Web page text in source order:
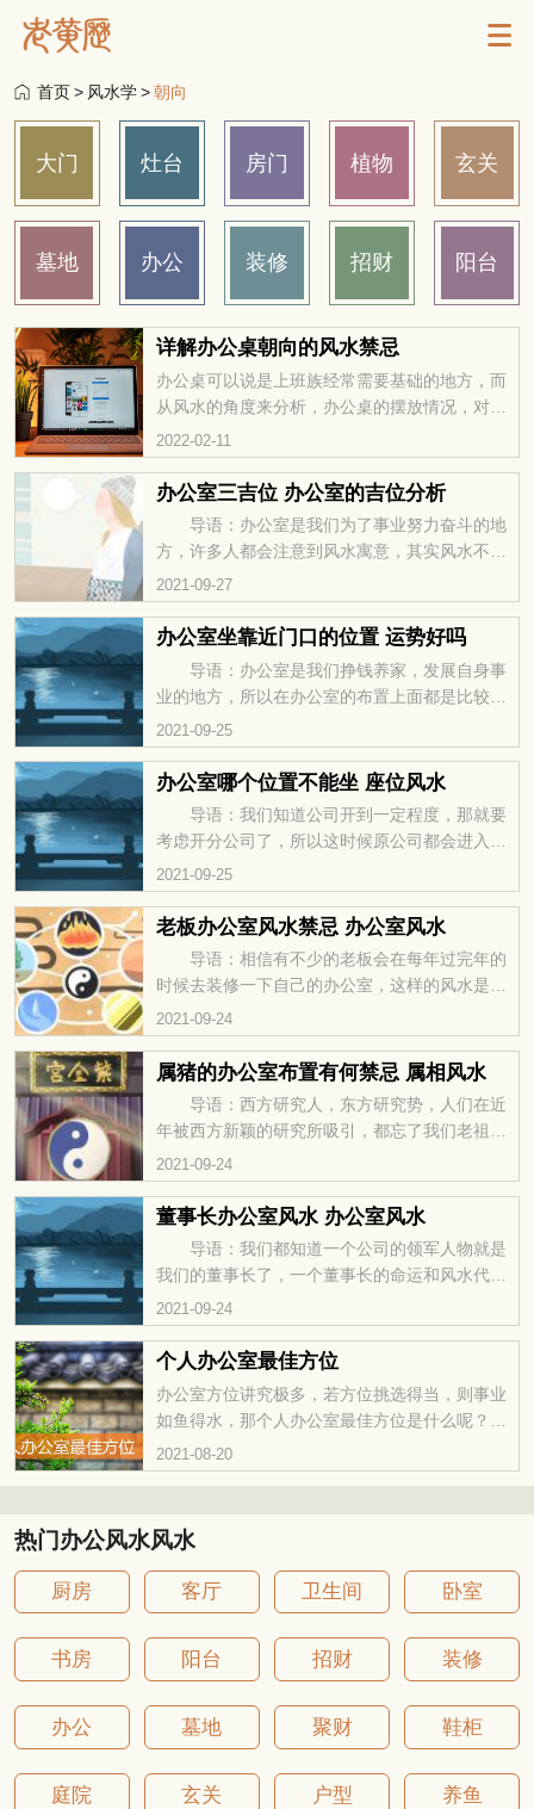
首页> 风水学>朝向
大门 灶台 房门 植物 玄关
墓地 办公 装修 招财 阳台
详解办公桌朝向的风水禁忌
办公桌可以说是上班族经常需要基础的地方，而
从风水的角度来分析，办公桌的摆放情况，对于
员工的事业发展是会有很大的影响的，在选择摆
放办公桌的时候，一定要考虑风水的问题，若是
朝向的风水很好，那么员工在工作的
2022-02-11
办公室三吉位 办公室的吉位分析
导语：办公室是我们为了事业努力奋斗的地
方，许多人都会注意到风水寓意，其实风水不仅
仅是我们房子才有的，而办公室也是又风水的寓
意的，办公室也是又吉位的，今天我们一起来看
看办公室三吉位. 办公室三吉位是什么？
人热情和拥有克服困难的决心。这样的吉位比较
适合从事销售方面的工作的领导。 2、坐西北
朝东南 俗话说东方表示事业顺利，南方表示
发展很好。在办公室里
2021-09-27
办公室坐靠近门口的位置 运势好吗
导语：办公室是我们挣钱养家，发展自身事
业的地方，所以在办公室的布置上面都是比较重
要的，有不少的人特别是一些大老板都会在办公
室进行风水的布局，今天我们一起来看看办公室
坐靠近门口的位置。 办公室坐靠近门口的位
会纳入生气或煞气。不但会纳入来来往往的杂
气，还会有行人的脚步声，喧哗声，以及其它的
噪音一类的声煞干扰自己的工作。如果将办公桌
设于行人窗道下，就等于将
2021-09-25
办公室哪个位置不能坐 座位风水
导语：我们知道公司开到一定程度，那就要
考虑开分公司了，所以这时候原公司都会进入人
事调整，比如调换岗位之类的，在风水学上面有
一些位置是不能坐的大家知道吗，今天我们一起
来看看办公室哪个位置不能坐。 直冲大门的
流等的出入口。如果座位正对大门的话，就容易
被入门的气场冲到，从而影响个人的运势，特别
是身体健康方面。因此，座位直冲大门的位置不
能坐，需要有屏风或者植
2021-09-25
老板办公室风水禁忌 办公室风水
导语：相信有不少的老板会在每年过完年的
时候去装修一下自己的办公室，这样的风水是可
以转运的，老板办公室的风水是可以给我们带来
很好的财运的，因为老板的办公室是和公司的财
运挂钩的，今天我们一起来看看老板办公室风水
都有玻璃窗，光线太强太通透也不好，这样会造
成室内人精神的衰弱与疲劳。应将窗外景色不佳
的一面窗子用百叶窗帘拉上。如果办公室是一面
有窗的，那么，窗朝东、
2021-09-24
属猪的办公室布置有何禁忌 属相风水
导语：西方研究人，东方研究势，人们在近
年被西方新颖的研究所吸引，都忘了我们老祖宗
传承几千年的风水算命，对于风水算命很多人都
表示不可信，那么今天我们一起来看看属猪的办
公室布置有何禁忌。 关于属猪人办公室风水
财运，如果这个位置有大门、厨房等可以增加你
们的财运，正是所谓“喜盈门”。 属猪人的正
西方有个文昌星的文位，大家要想短时间内晋
升，可以在这里摆放帮助
2021-09-24
董事长办公室风水 办公室风水
导语：我们都知道一个公司的领军人物就是
我们的董事长了，一个董事长的命运和风水代表
的是一个公司的风水和运势，所以在董事长的办
公室里风水的布置是非常重要的，今天我们一起
来看看董事长办公室风水。 董事长办公室风
房门最好开在坐位的左前方，以进门而论，是在
右前方，因我们走路习惯大都是靠右。或者门位
可依本命的吉方位亦可，即生气、延年、天医、
伏位方。或者选择旺气位
2021-09-24
个人办公室最佳方位
办公室方位讲究极多，若方位挑选得当，则事业
如鱼得水，那个人办公室最佳方位是什么呢？个
人办公室最佳方位，个人办公室方位选择之中，
方位不同，则人之运势不同，从而办公室座位挑
2021-08-20
热门办公风水风水
厨房 客厅 卫生间 卧室
书房 阳台 招财 装修
办公 墓地 聚财 鞋柜
庭院 玄关 户型 养鱼